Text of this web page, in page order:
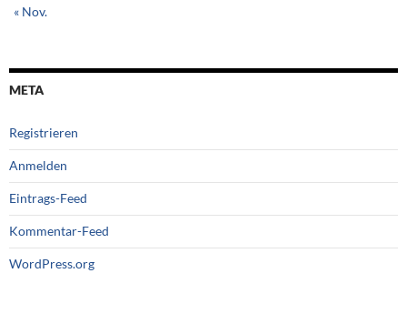
« Nov.
META
Registrieren
Anmelden
Eintrags-Feed
Kommentar-Feed
WordPress.org